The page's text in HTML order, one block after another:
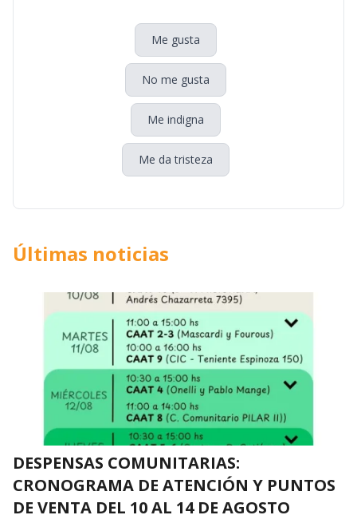
Me gusta
No me gusta
Me indigna
Me da tristeza
Últimas noticias
DESPENSAS COMUNITARIAS:
CRONOGRAMA DE ATENCIÓN Y PUNTOS
DE VENTA DEL 10 AL 14 DE AGOSTO